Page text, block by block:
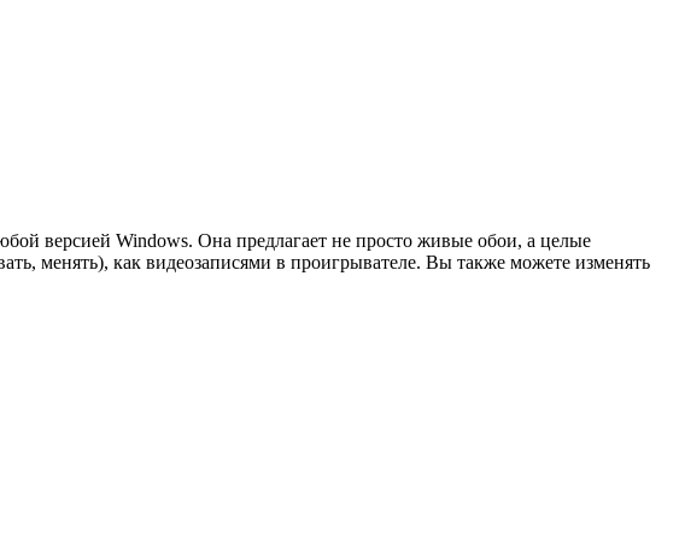
версией Windows. Она предлагает не просто живые обои, а целые
менять), как видеозаписями в проигрывателе. Вы также можете изменять